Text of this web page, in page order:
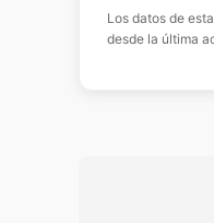
Los datos de
desde la última